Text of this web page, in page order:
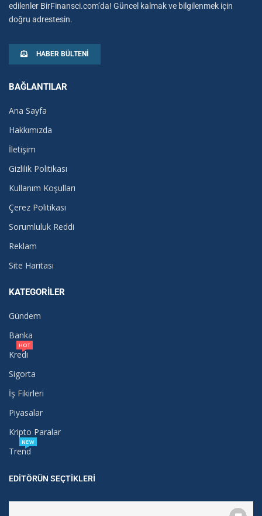
edilenler BirFinansci.com’da! Güncel kalmak ve bilgilenmek için
doğru adrestesin.
HABER BÜLTENI
BAĞLANTILAR
Ana Sayfa
Hakkımızda
İletişim
Gizlilik Politikası
Kullanım Koşulları
Çerez Politikası
Sorumluluk Reddi
Reklam
Site Haritası
KATEGORILER
Gündem
Banka
Kredi
HOT
Sigorta
İş Fikirleri
Piyasalar
Kripto Paralar
Trend
NEW
EDITÖRÜN SEÇTIKLERI